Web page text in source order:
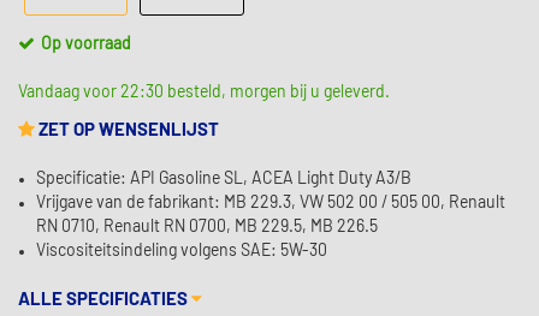
Op voorraad
Vandaag voor 22:30 besteld, morgen bij u geleverd.
ZET OP WENSENLIJST
Specificatie: API Gasoline SL, ACEA Light Duty A3/B
Vrijgave van de fabrikant: MB 229.3, VW 502 00 / 505 00, Renault
RN 0710, Renault RN 0700, MB 229.5, MB 226.5
Viscositeitsindeling volgens SAE: 5W-30
ALLE SPECIFICATIES